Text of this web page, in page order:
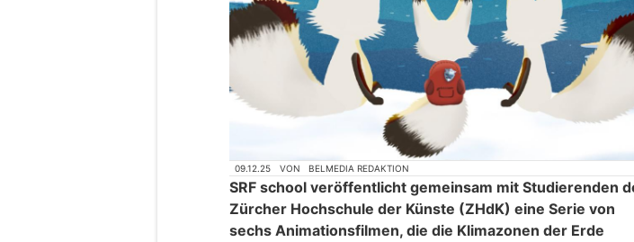
09.12.25 VON BELMEDIA REDAKTION
SRF school veröffentlicht gemeinsam mit Studierenden
Zürcher Hochschule der Künste (ZHdK) eine Serie von
sechs Animationsfilmen, die die Klimazonen der Erde